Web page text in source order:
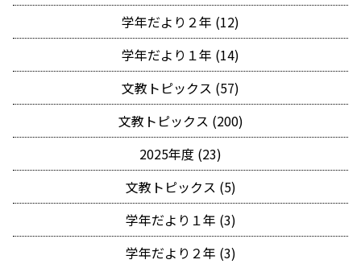
学年だより２年 (12)
学年だより１年 (14)
文教トピックス (57)
文教トピックス (200)
2025年度 (23)
文教トピックス (5)
学年だより１年 (3)
学年だより２年 (3)